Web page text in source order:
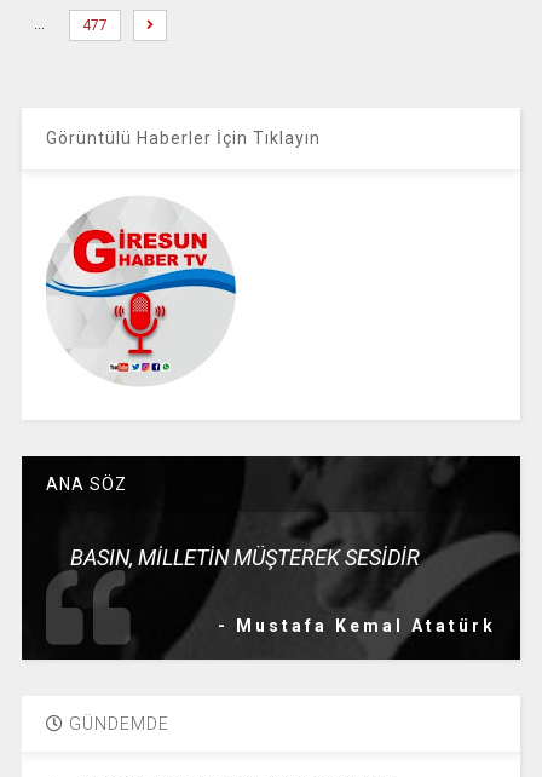
… 477
Görüntülü Haberler İçin Tıklayın
ANA SÖZ
BASIN, MİLLETİN MÜŞTEREK SESİDİR
- Mustafa Kemal Atatürk
GÜNDEMDE